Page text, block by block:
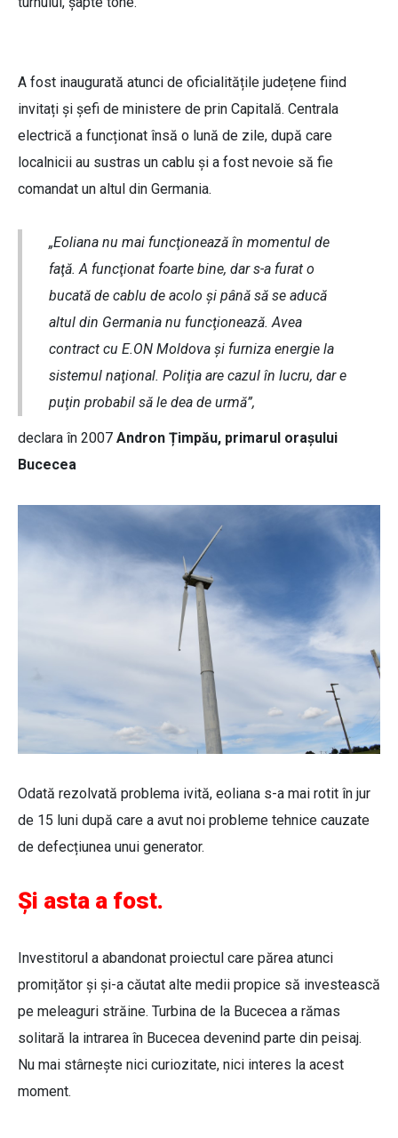
A fost inaugurată atunci de oficialitățile județene fiind
invitați și șefi de ministere de prin Capitală. Centrala
electrică a funcționat însă o lună de zile, după care
localnicii au sustras un cablu și a fost nevoie să fie
comandat un altul din Germania.
„Eoliana nu mai funcţionează în momentul de
faţă. A funcţionat foarte bine, dar s-a furat o
bucată de cablu de acolo şi până să se aducă
altul din Germania nu funcţionează. Avea
contract cu E.ON Moldova şi furniza energie la
sistemul naţional. Poliţia are cazul în lucru, dar e
puţin probabil să le dea de urmă”,
declara în 2007 Andron Țimpău, primarul orașului
Bucecea
Odată rezolvată problema ivită, eoliana s-a mai rotit în jur
de 15 luni după care a avut noi probleme tehnice cauzate
de defecțiunea unui generator.
Și asta a fost.
Investitorul a abandonat proiectul care părea atunci
promițător și și-a căutat alte medii propice să investească
pe meleaguri străine. Turbina de la Bucecea a rămas
solitară la intrarea în Bucecea devenind parte din peisaj.
Nu mai stârnește nici curiozitate, nici interes la acest
moment.